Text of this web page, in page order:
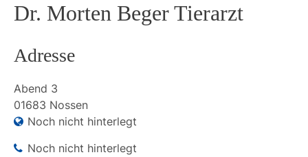
Dr. Morten Beger Tierarzt
Adresse
Abend 3
01683 Nossen
Noch nicht hinterlegt
Noch nicht hinterlegt